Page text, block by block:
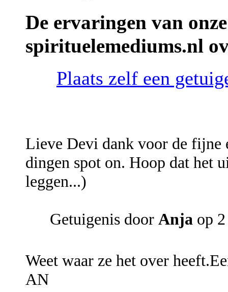
De ervaringen van
spirituelemediums.nl
Plaats zelf een
Lieve Devi dank voor de fijne
dingen spot on. Hoop dat het
leggen...)
Getuigenis door Anja op
Weet waar ze het over
AN